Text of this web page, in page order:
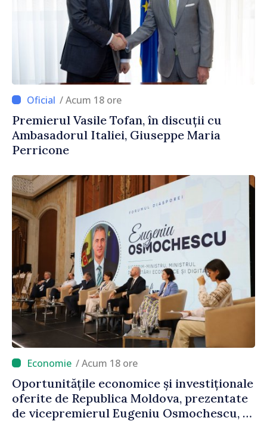
/ Acum 18 ore
Premierul Vasile Tofan, în discuții cu
Ambasadorul Italiei, Giuseppe Maria
Perricone
/ Acum 18 ore
Oportunitățile economice și investiționale
oferite de Republica Moldova, prezentate
de vicepremierul Eugeniu Osmochescu, la